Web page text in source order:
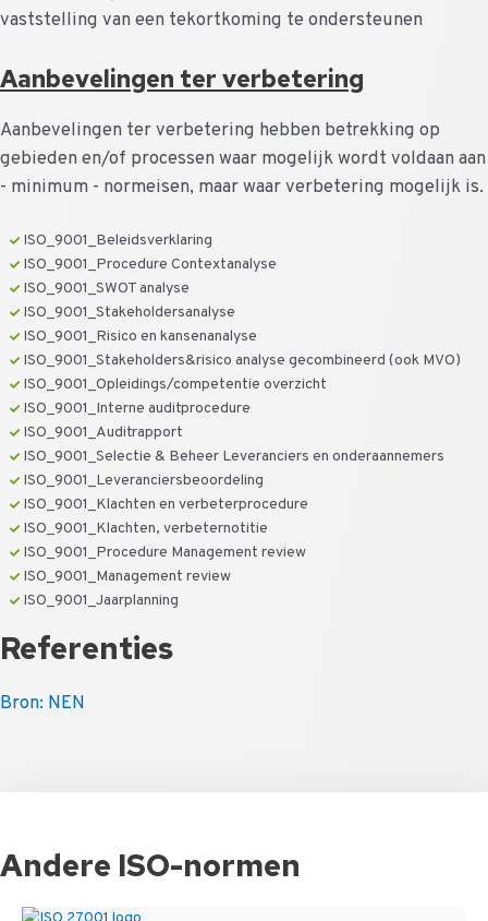
vaststelling van een tekortkoming te ondersteunen
Aanbevelingen ter verbetering
Aanbevelingen ter verbetering hebben betrekking op
gebieden en/of processen waar mogelijk wordt voldaan aan
- minimum - normeisen, maar waar verbetering mogelijk is.
ISO_9001_Beleidsverklaring
ISO_9001_Procedure Contextanalyse
ISO_9001_SWOT analyse
ISO_9001_Stakeholdersanalyse
ISO_9001_Risico en kansenanalyse
ISO_9001_Stakeholders&risico analyse gecombineerd (ook MVO)
ISO_9001_Opleidings/competentie overzicht
ISO_9001_Interne auditprocedure
ISO_9001_Auditrapport
ISO_9001_Selectie & Beheer Leveranciers en onderaannemers
ISO_9001_Leveranciersbeoordeling
ISO_9001_Klachten en verbeterprocedure
ISO_9001_Klachten, verbeternotitie
ISO_9001_Procedure Management review
ISO_9001_Management review
ISO_9001_Jaarplanning
Referenties
Bron: NEN
Andere ISO-normen